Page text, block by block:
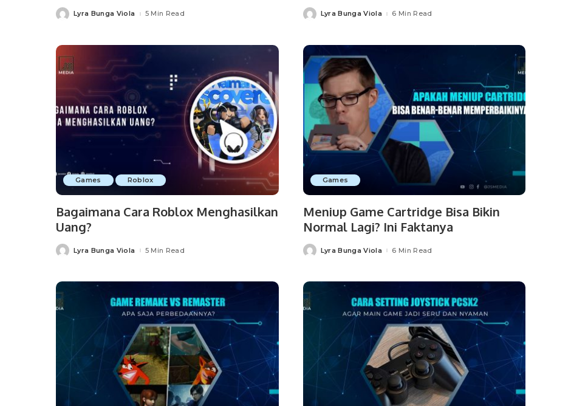
PostedLyra Bunga Viola 5 Min Read PostedLyra Bunga Viola 6 Min Read
Games Roblox
Bagaimana Cara Roblox Menghasilkan
Uang?
PostedLyra Bunga Viola 5 Min Read
Games
Meniup Game Cartridge Bisa Bikin
Normal Lagi? Ini Faktanya
PostedLyra Bunga Viola 6 Min Read